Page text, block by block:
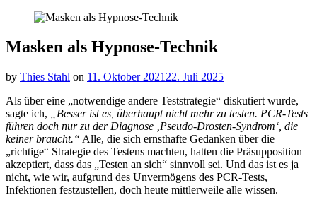
Masken als Hypnose-Technik
by Thies Stahl on 11. Oktober 2021 22. Juli 2025
Als über eine „notwendige andere Teststrategie“ diskutiert wurde,
sagte ich,
„Besser ist es, überhaupt nicht mehr zu testen. PCR-Tests
führen doch nur zu der Diagnose ‚Pseudo-Drosten-Syndrom‘, die
keiner braucht.“ Alle, die sich ernsthafte Gedanken über die
„richtige“ Strategie des Testens machten, hatten die Präsupposition
akzeptiert, dass das „Testen an sich“ sinnvoll sei. Und das ist es ja
nicht, wie wir, aufgrund des Unvermögens des PCR-Tests,
Infektionen festzustellen, doch heute mittlerweile alle wissen.